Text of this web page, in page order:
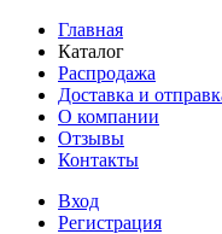
Главная
Каталог
Распродажа
Доставка и
О компании
Отзывы
Контакты
Вход
Регистрация